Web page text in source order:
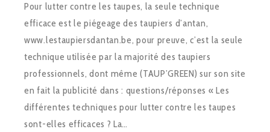
Pour lutter contre les taupes, la seule technique
efficace est le piégeage des taupiers d’antan,
www.lestaupiersdantan.be, pour preuve, c’est la seule
technique utilisée par la majorité des taupiers
professionnels, dont même (TAUP’GREEN) sur son site
en fait la publicité dans : questions/réponses « Les
différentes techniques pour lutter contre les taupes
sont-elles efficaces ? La…